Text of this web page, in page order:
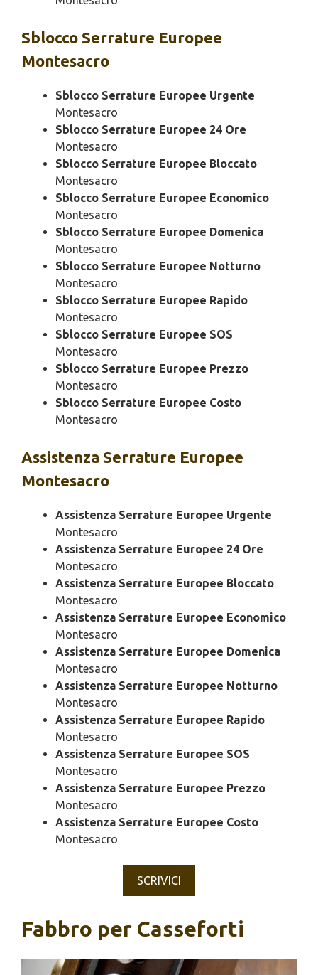
Sblocco Serrature Europee
Montesacro
Sblocco Serrature Europee Urgente
Montesacro
Sblocco Serrature Europee 24 Ore
Montesacro
Sblocco Serrature Europee Bloccato
Montesacro
Sblocco Serrature Europee Economico
Montesacro
Sblocco Serrature Europee Domenica
Montesacro
Sblocco Serrature Europee Notturno
Montesacro
Sblocco Serrature Europee Rapido
Montesacro
Sblocco Serrature Europee SOS
Montesacro
Sblocco Serrature Europee Prezzo
Montesacro
Sblocco Serrature Europee Costo
Montesacro
Assistenza Serrature Europee
Montesacro
Assistenza Serrature Europee Urgente
Montesacro
Assistenza Serrature Europee 24 Ore
Montesacro
Assistenza Serrature Europee Bloccato
Montesacro
Assistenza Serrature Europee Economico
Montesacro
Assistenza Serrature Europee Domenica
Montesacro
Assistenza Serrature Europee Notturno
Montesacro
Assistenza Serrature Europee Rapido
Montesacro
Assistenza Serrature Europee SOS
Montesacro
Assistenza Serrature Europee Prezzo
Montesacro
Assistenza Serrature Europee Costo
Montesacro
SCRIVICI
Fabbro per Casseforti